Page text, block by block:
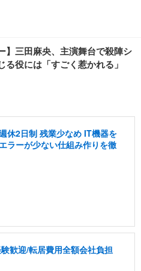
】三田麻央​​、主演舞台で殺陣シ
る役には「すごく惹かれる」
休2日制 残業少なめ IT機器を
ラーが少ない仕組み作りを徹
歓迎/転居費用全額会社負担